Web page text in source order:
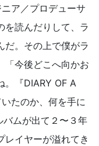
ア／プロデューサ
を読んだりして、ラ
だ。その上で僕がラ
「今後どこへ向かお
。『DIARY OF A
たのか、何を手に
ムが出て２〜３年
レイヤーが溢れてき